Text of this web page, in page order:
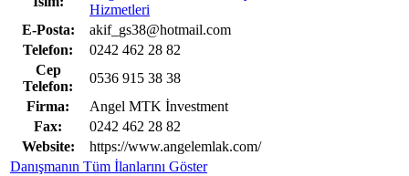
Hizmetleri
E-Posta:
akif_gs38@hotmail.com
Telefon:
0242 462 28 82
Cep
Telefon:
0536 915 38 38
Firma:
Angel MTK İnvestment
Fax:
0242 462 28 82
Website:
https://www.angelemlak.com/
Danışmanın Tüm İlanlarını Göster